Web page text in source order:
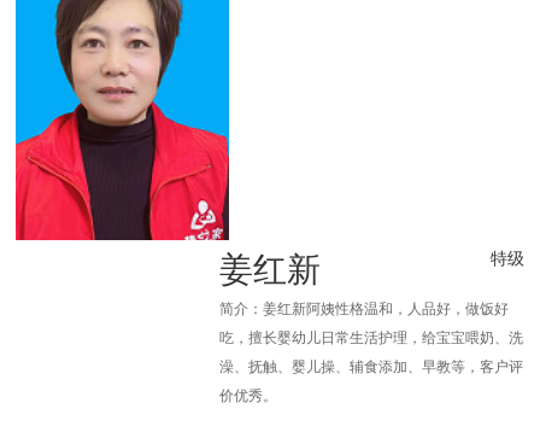
姜红新 特级
简介：姜红新阿姨性格温和，人品好，做饭好
吃，擅长婴幼儿日常生活护理，给宝宝喂奶、洗
澡、抚触、婴儿操、辅食添加、早教等，客户评
价优秀。